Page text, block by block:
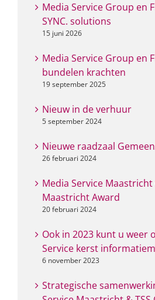
Media Service Group en
SYNC. solutions
15 juni 2026
Media Service Group en
bundelen krachten
19 september 2025
Nieuw in de verhuur
5 september 2024
Nieuwe raadzaal
26 februari 2024
Media Service
Maastricht Award
20 februari 2024
Ook in 2023 kunt u weer
Service kerst
6 november 2023
Strategische